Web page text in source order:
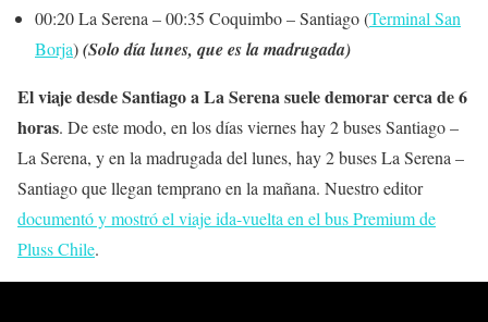
00:20 La Serena – 00:35 Coquimbo – Santiago (Terminal San
Borja)(Solo día lunes, que es la madrugada)
El viaje desde Santiago a La Serena suele demorar cerca de 6
horas. De este modo, en los días viernes hay 2 buses Santiago –
La Serena, y en la madrugada del lunes, hay 2 buses La Serena –
Santiago que llegan temprano en la mañana. Nuestro editor
documentó y mostró el viaje ida-vuelta en el bus Premium de
Pluss Chile.